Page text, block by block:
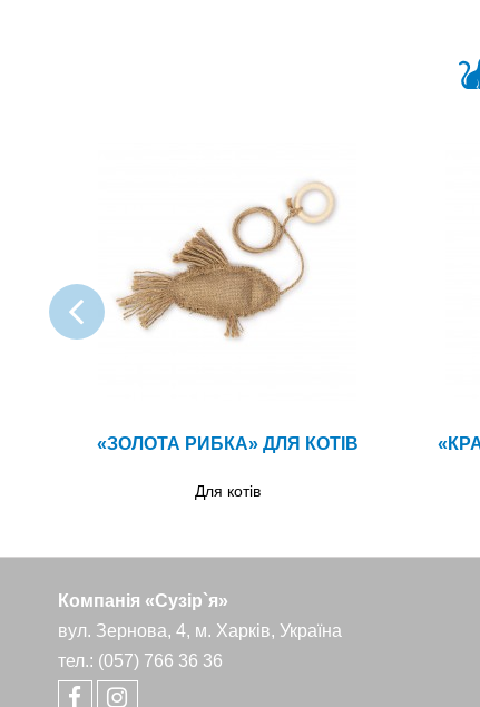
«ЗОЛОТА РИБКА» ДЛЯ КОТІВ
Для котів
Компанія «Сузір`я»
вул. Зернова, 4, м. Харків, Україна
тел.: (057) 766 36 36